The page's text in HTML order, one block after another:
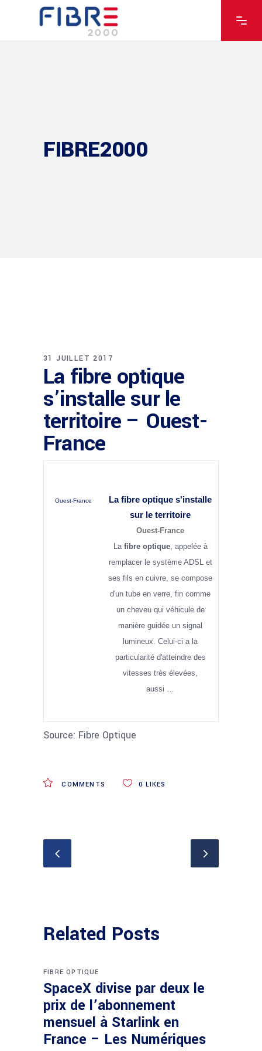
FIBRE2000
31 JUILLET 2017
La fibre optique
s’installe sur le
territoire – Ouest-
France
Ouest-France Lafibre optique s'installe
sur le territoire
Ouest-France
La fibre optique, appelée à
remplacer le système ADSL et
ses fils en cuivre, se compose
d'un tube en verre, fin comme
un cheveu qui véhicule de
manière guidée un signal
lumineux. Celui-ci a la
particularité d'atteindre des
vitesses très élevées,
aussi …
Source: Fibre Optique
COMMENTS 0 LIKES
Related Posts
FIBRE OPTIQUE
SpaceX divise par deux le
prix de l’abonnement
mensuel à Starlink en
France – Les Numériques